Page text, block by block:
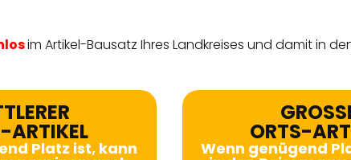
im Artikel-Bausatz Ihres Landkreises und damit in
ARTIKEL
Platz ist, kann
ORTS-
Wenn genügend